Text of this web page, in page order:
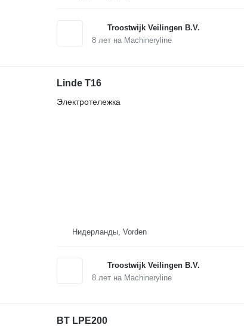
Troostwijk Veilingen B.V.
8лет на Machineryline
Linde T16
Электротележка
Нидерланды, Vorden
Troostwijk Veilingen B.V.
8лет на Machineryline
BT LPE200